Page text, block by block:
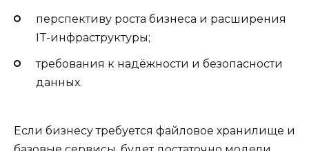
перспективу роста бизнеса и расширения
IT-инфраструктуры;
требования к надёжности и безопасности
данных.
Если бизнесу требуется файловое хранилище и